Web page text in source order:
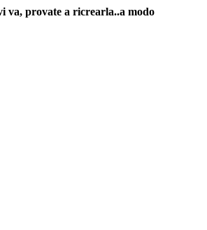
va, provate a ricrearla..a modo